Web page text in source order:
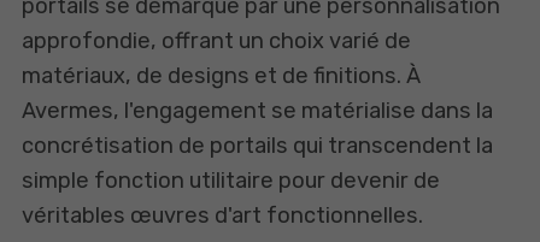
portails se démarque par une personnalisation
approfondie, offrant un choix varié de
matériaux, de designs et de finitions. À
Avermes, l'engagement se matérialise dans la
concrétisation de portails qui transcendent la
simple fonction utilitaire pour devenir de
véritables œuvres d'art fonctionnelles.